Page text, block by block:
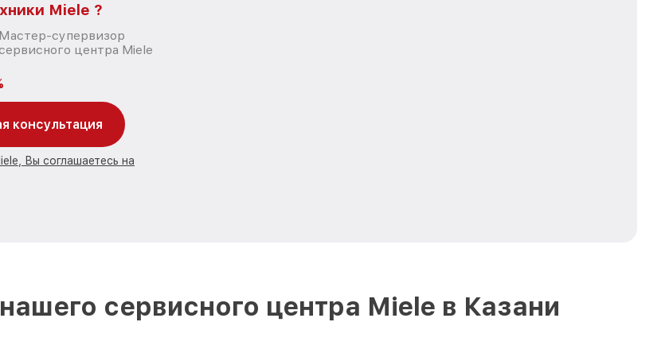
Miele ?
супервизор
центра Miele
консультация
Вы соглашаетесь на
сервисного центра Miele в Казани